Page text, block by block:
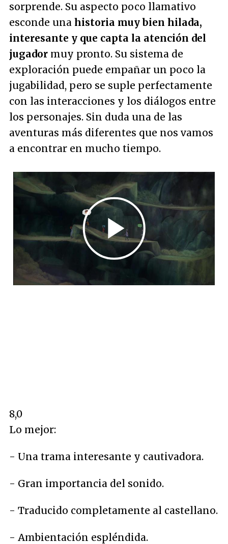
sorprende. Su aspecto poco llamativo
esconde una historia muy bien hilada,
interesante y que capta la atención del
jugador muy pronto. Su sistema de
exploración puede empañar un poco la
jugabilidad, pero se suple perfectamente
con las interacciones y los diálogos entre
los personajes. Sin duda una de las
aventuras más diferentes que nos vamos
a encontrar en mucho tiempo.
8,0
Lo mejor:
- Una trama interesante y cautivadora.
- Gran importancia del sonido.
- Traducido completamente al castellano.
- Ambientación espléndida.